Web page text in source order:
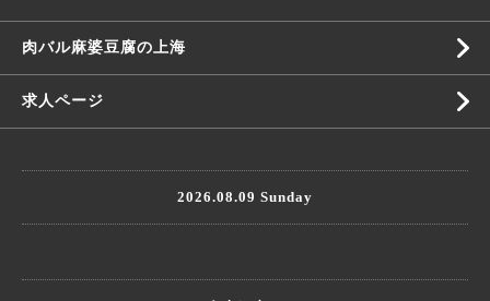
肉バル麻婆豆腐の上海
求人ページ
2026.08.09 Sunday